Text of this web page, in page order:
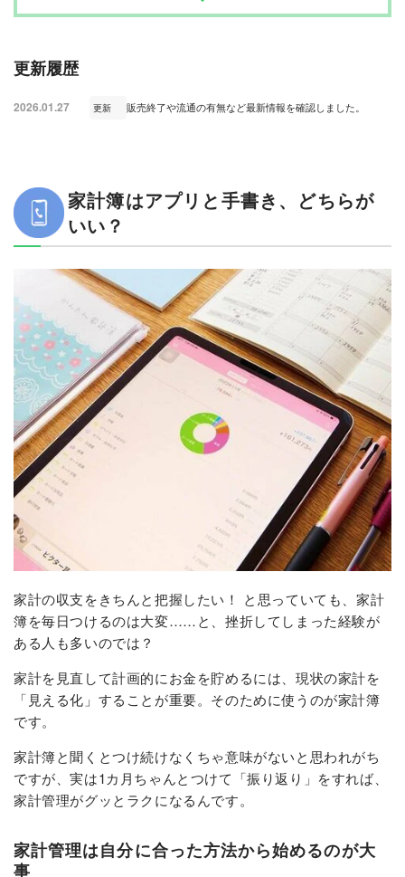
更新履歴
2026.01.27 更新 販売終了や流通の有無など最新情報を確認しました。
家計簿はアプリと手書き、どちらが
いい？
家計の収支をきちんと把握したい！ と思っていても、家計
簿を毎日つけるのは大変……と、挫折してしまった経験が
ある人も多いのでは？
家計を見直して計画的にお金を貯めるには、現状の家計を
「見える化」することが重要。そのために使うのが家計簿
です。
家計簿と聞くとつけ続けなくちゃ意味がないと思われがち
ですが、実は1カ月ちゃんとつけて「振り返り」をすれば、
家計管理がグッとラクになるんです。
家計管理は自分に合った方法から始めるのが大
事